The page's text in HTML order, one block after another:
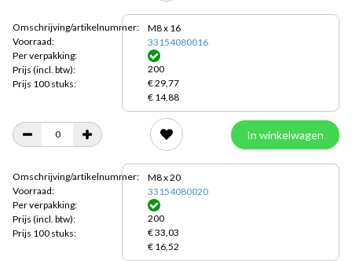
Omschrijving/artikelnummer:
Voorraad:
Per verpakking:
Prijs (incl. btw):
Prijs 100 stuks:
M8 x 16
33154080016
200
€ 29,77
€ 14,88
In winkelwagen
Omschrijving/artikelnummer:
Voorraad:
Per verpakking:
Prijs (incl. btw):
Prijs 100 stuks:
M8 x 20
33154080020
200
€ 33,03
€ 16,52